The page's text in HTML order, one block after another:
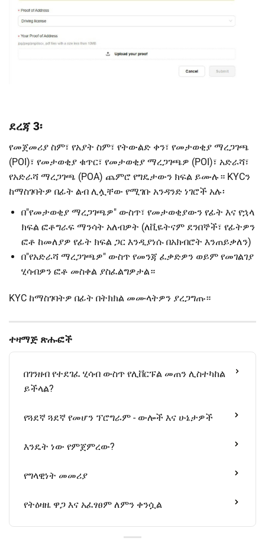
ደረጃ 3፡
የመጀመሪያ ስም፣ የአያት ስም፣ የትውልድ ቀን፣ የመታወቂያ ማረጋገጫ
(POI)፣ የመታወቂያ ቁጥር፣ የመታወቂያ ማረጋገጫዎ (POI)፣ አድራሻ፣
የአድራሻ ማረጋገጫ (POA) ጨምሮ የግዴታውን ክፍል ይሙሉ። KYCን
ከማስገባትዎ በፊት ልብ ሊሏቸው የሚገቡ አንዳንድ ነገሮች አሉ፡
በ"የመታወቂያ ማረጋገጫዎ" ውስጥ፣ የመታወቂያውን የፊት እና የኋላ
ክፍል ፎቶግራፍ ማንሳት አለብዎት (ለቪዬትናም ደንበኞች፣ የፊትዎን
ፎቶ ከመለያዎ የፊት ክፍል ጋር እንዲያነሱ በአክብሮት እንጠይቃለን)
በ"የአድራሻ ማረጋገጫዎ" ውስጥ የመንጃ ፈቃድዎን ወይም የመገልገያ
ሂሳብዎን ፎቶ መስቀል ያስፈልግዎታል።
KYC ከማስገባትዎ በፊት በትክክል መሙላትዎን ያረጋግጡ።
ተዛማጅ ጽሑፎች
በገንዘብ የተደገፈ ሂሳብ ውስጥ የሊቨርፑል መጠን ሊስተካከል
ይችላል?
የጓደኛ ጓደኛ የመሆን ፕሮግራም - ውሎች እና ሁኔታዎች
እንዴት ነው የምጀምረው?
የግላዊነት መመሪያ
የትዕዛዜ ዋጋ እና አፈፃፀም ለምን ቀንሷል